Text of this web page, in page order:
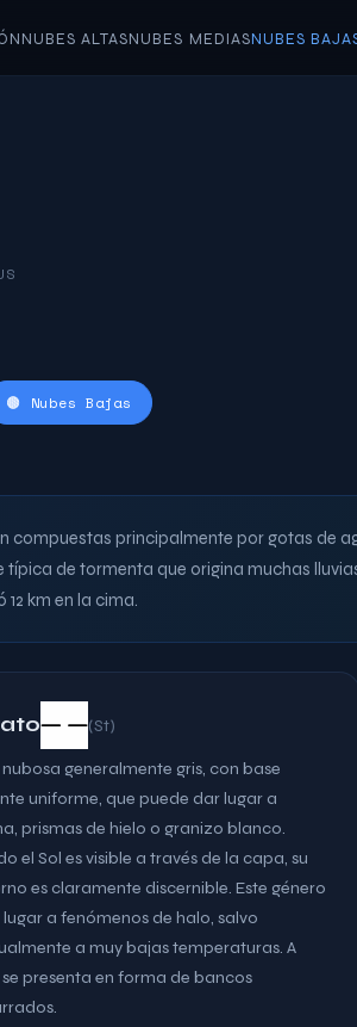
NUBES ALTASNUBES MEDIASNUBES
🟤 Nubes Bajas
compuestas principalmente por gotas de
de tormenta que origina muchas
km en la cima.
(St)
generalmente gris, con base
uniforme, que puede dar lugar a
prismas de hielo o granizo blanco.
el Sol es visible a través de la capa, su
es claramente discernible. Este género
a fenómenos de halo, salvo
a muy bajas temperaturas. A
se presenta en forma de bancos